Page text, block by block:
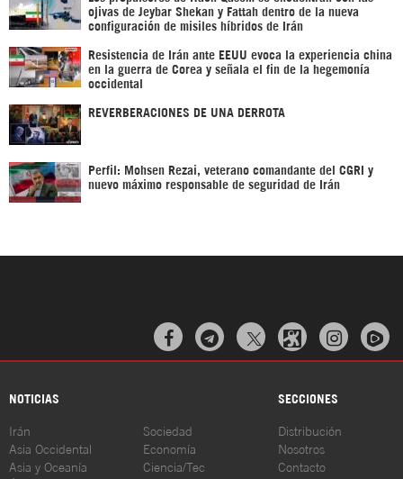
ojivas de Jeybar Shekan y Fattah dentro de la nueva
configuración de misiles híbridos de Irán
Resistencia de Irán ante EEUU evoca la experiencia china
en la guerra de Corea y señala el fin de la hegemonía
occidental
REVERBERACIONES DE UNA DERROTA
Perfil: Mohsen Rezai, veterano comandante del CGRI y
nuevo máximo responsable de seguridad de Irán
  
NOTICIAS SECCIONES
Irán
Asia Occidental
Asia y Oceanía
Sociedad
Economía
Ciencia/Tec
Distribución
Nosotros
Contacto